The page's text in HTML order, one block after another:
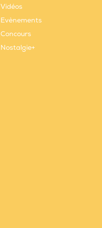
Vidéos
Evènements
Concours
Nostalgie+